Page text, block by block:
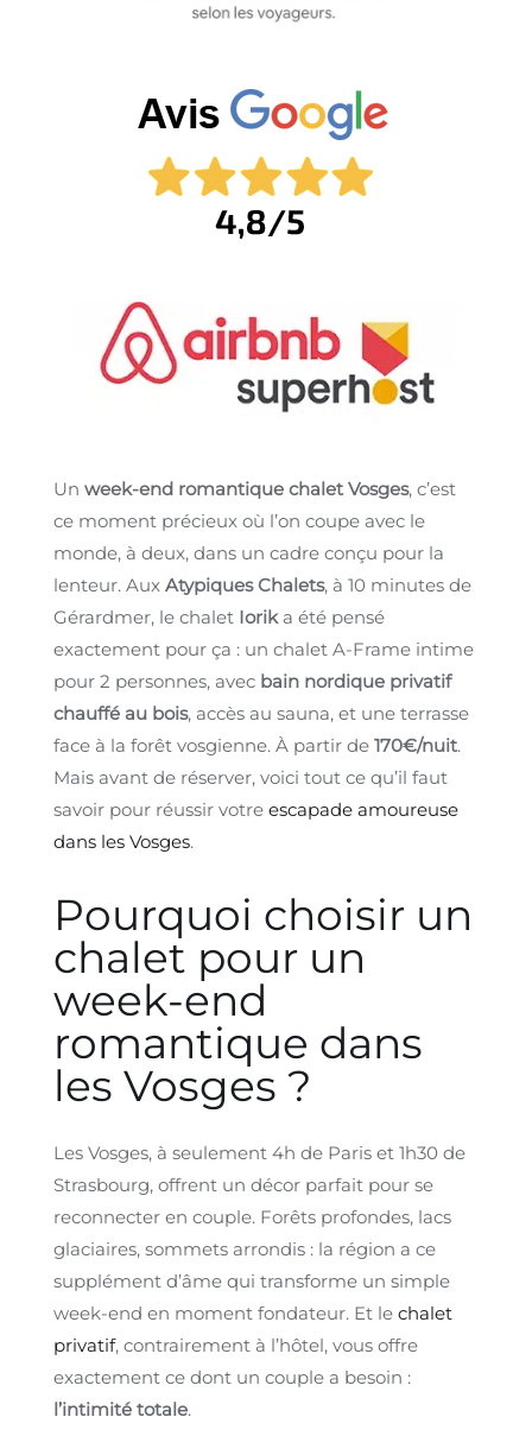
Un week-end romantique chalet Vosges, c’est
ce moment précieux où l’on coupe avec le
monde, à deux, dans un cadre conçu pour la
lenteur. Aux Atypiques Chalets, à 10 minutes de
Gérardmer, le chalet Iorika été pensé
exactement pour ça : un chalet A-Frame intime
pour 2 personnes, avec bain nordique privatif
chauffé au bois, accès au sauna, et une terrasse
face à la forêt vosgienne. À partir de 170€/nuit.
Mais avant de réserver, voici tout ce qu’il faut
savoir pour réussir votre escapade amoureuse
dans les Vosges.
Pourquoi choisir un
chalet pour un
week-end
romantique dans
les Vosges ?
Les Vosges, à seulement 4h de Paris et 1h30 de
Strasbourg, offrent un décor parfait pour se
reconnecter en couple. Forêts profondes, lacs
glaciaires, sommets arrondis : la région a ce
supplément d’âme qui transforme un simple
week-end en moment fondateur. Et le chalet
privatif, contrairement à l’hôtel, vous offre
exactement ce dont un couple a besoin :
l’intimité totale.